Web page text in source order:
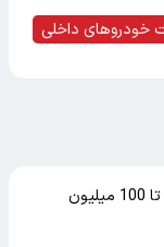
خودروهای داخلی
تیبا 20 میلیون ارزان شد / ریزش قیمت خودرو تا 100 میلیون